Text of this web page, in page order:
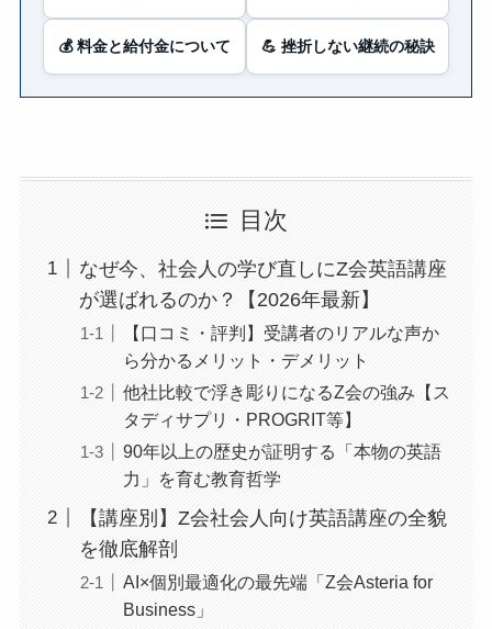
💰 料金と給付金について 💪 挫折しない継続の秘訣
目次
なぜ今、社会人の学び直しにZ会英語講座
が選ばれるのか？【2026年最新】
【口コミ・評判】受講者のリアルな声か
ら分かるメリット・デメリット
他社比較で浮き彫りになるZ会の強み【ス
タディサプリ・PROGRIT等】
90年以上の歴史が証明する「本物の英語
力」を育む教育哲学
【講座別】Z会社会人向け英語講座の全貌
を徹底解剖
AI×個別最適化の最先端「Z会Asteria for
Business」